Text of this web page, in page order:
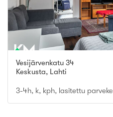
Vesijärvenkatu 34
Keskusta, Lahti
3-4h, k, kph, lasitettu parveke